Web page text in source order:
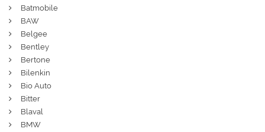
Batmobile
BAW
Belgee
Bentley
Bertone
Bilenkin
Bio Auto
Bitter
Blaval
BMW